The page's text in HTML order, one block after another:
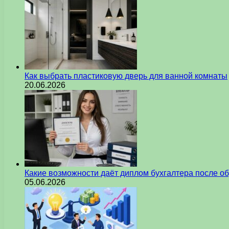
Как выбрать пластиковую дверь для ванной комнаты
20.06.2026
Какие возможности даёт диплом бухгалтера после
05.06.2026